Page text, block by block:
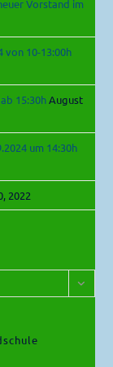
Vorstand im
von 10-13:00h
15:30h August
um 14:30h
2022